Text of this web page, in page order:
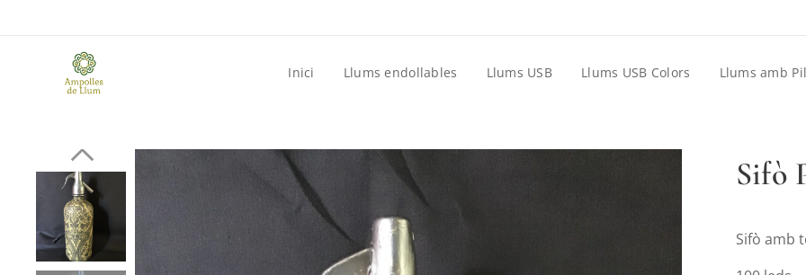
Inici Llums endollables Llums USB Llums USB Colors Llums amb
Sifò
Sifò amb